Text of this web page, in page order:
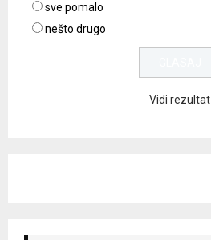
sve pomalo
nešto drugo
Vidi rezultat